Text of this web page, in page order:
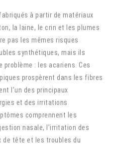
à partir de matériaux
la laine, le crin et les plumes
pas les mêmes risques
synthétiques, mais ils
problème : les acariens. Ces
prospèrent dans les fibres
l’un des principaux
et des irritations
comprennent les
nasale, l’irritation des
de tête et les troubles du